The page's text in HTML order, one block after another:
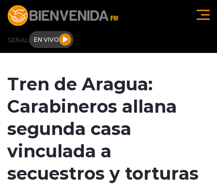
Click acá para ir directamente al contenido
SEÑAL EN VIVO
Tendencias
Internacional
Tren de Aragua:
Carabineros allana
segunda casa
vinculada a
secuestros y torturas